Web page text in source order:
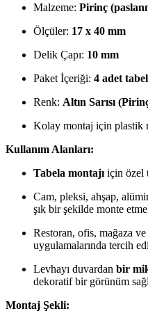
Malzeme: Pirinç
Ölçüler: 17 x 40 mm
Delik Çapı: 10 mm
Paket İçeriği: 4 adet
Renk: Altın Sarısı
Kolay montaj için plastik
Kullanım Alanları:
Tabela montajı için özel
Cam, pleksi, ahşap,
şık bir şekilde monte
Restoran, ofis, mağaza
uygulamalarında tercih
Levhayı duvardan bir
dekoratif bir görünüm
Montaj Şekli: